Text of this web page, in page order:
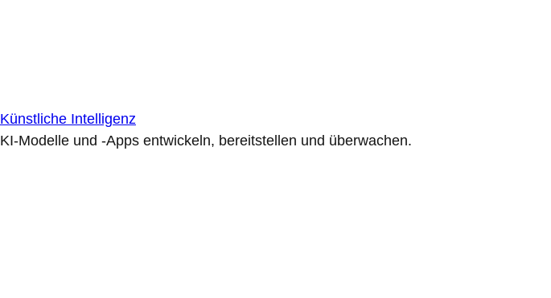
Künstliche Intelligenz
KI-Modelle und -Apps entwickeln, bereitstellen und überwachen.